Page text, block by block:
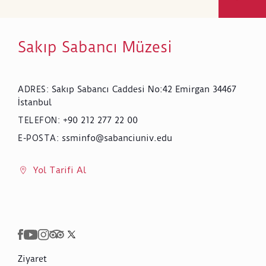
Sakıp Sabancı Müzesi
ADRES: Sakıp Sabancı Caddesi No:42 Emirgan 34467
İstanbul
TELEFON : +90 212 277 22 00
E-POSTA: ssminfo@sabanciuniv.edu
Yol Tarifi Al
Ziyaret